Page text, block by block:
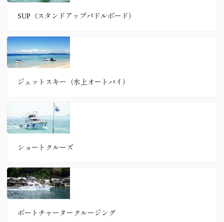
SUP（スタンドアップパドルボード）
ジェットスキー（水上オートバイ）
ショートクルーズ
ボートチャータークルージング